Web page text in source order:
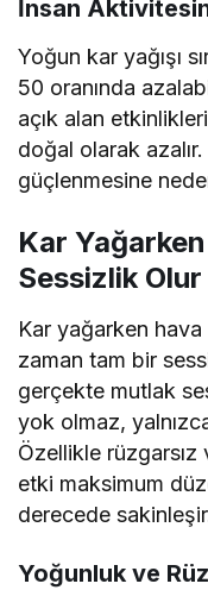
İnsan
Yoğun kar yağışı
50 oranında
açık alan
doğal olarak azalır.
güçlenmesine
Kar
Sessizlik Olur
Kar yağarken
zaman tam bir
gerçekte mutlak
yok olmaz,
Özellikle rüzgarsız
etki maksimum
derecede
Yoğunluk ve